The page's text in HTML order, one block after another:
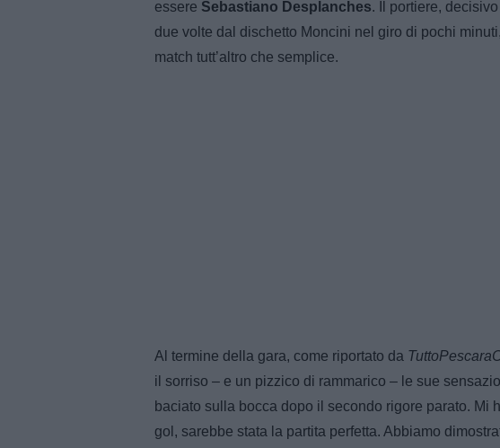
essere Sebastiano Desplanches. Il portiere,
due volte dal dischetto Moncini nel giro di pochi
match tutt’altro che semplice.
Al termine della gara, come riportato da
il sorriso – e un pizzico di rammarico – le sue
baciato sulla bocca dopo il secondo rigore parato. Mi
gol, sarebbe stata la partita perfetta. Abbiamo